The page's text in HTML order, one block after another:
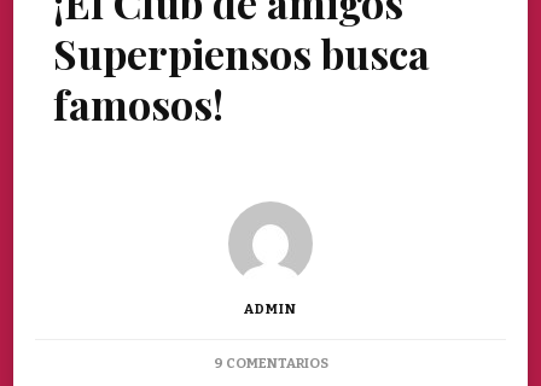
Superpiensos busca
famosos!
ADMIN
9 COMENTARIOSEN